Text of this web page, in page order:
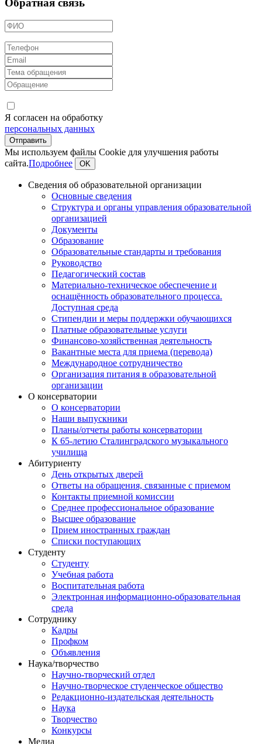
Я согласен на обработку
персональных данных
Мы используем файлы Cookie для улучшения работы
сайта.Подробнее OK
Сведения об образовательной организации
Основные сведения
Структура и органы управления образовательной
организацией
Документы
Образование
Образовательные стандарты и требования
Руководство
Педагогический состав
Материально-техническое обеспечение и
оснащённость образовательного процесса.
Доступная среда
Стипендии и меры поддержки обучающихся
Платные образовательные услуги
Финансово-хозяйственная деятельность
Вакантные места для приема (перевода)
Международное сотрудничество
Организация питания в образовательной
организации
О консерватории
О консерватории
Наши выпускники
Планы/отчеты работы консерватории
К 65-летию Сталинградского музыкального
училища
Абитуриенту
День открытых дверей
Ответы на обращения, связанные с приемом
Контакты приемной комиссии
Среднее профессиональное образование
Высшее образование
Прием иностранных граждан
Списки поступающих
Студенту
Студенту
Учебная работа
Воспитательная работа
Электронная информационно-образовательная
среда
Сотруднику
Кадры
Профком
Объявления
Наука/творчество
Научно-творческий отдел
Научно-творческое студенческое общество
Редакционно-издательская деятельность
Наука
Творчество
Конкурсы
Медиа